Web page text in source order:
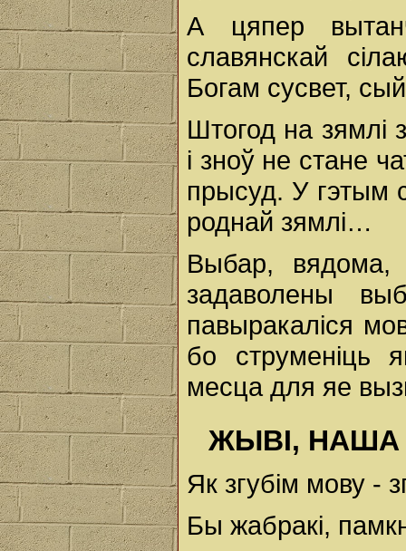
А цяпер
славянскай
Богам сусвет,
Штогод на зямлі
і зноў не стане
прысуд. У гэтым
роднай зямлі…
Выбар,
задаволены
павыракаліся
бо струменіць
месца для яе
ЖЫВІ,
Як згубім мову -
Бы жабракі,